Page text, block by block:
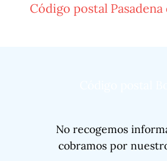
Código postal Pasadena
No recogemos
cobramos por